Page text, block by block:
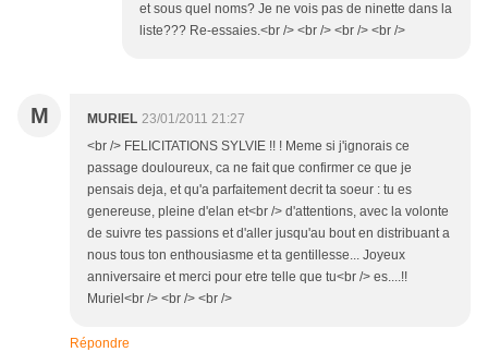
et sous quel noms? Je ne vois pas de ninette dans la
liste??? Re-essaies.<br /> <br /> <br /> <br />
M MURIEL 23/01/2011 21:27
<br /> FELICITATIONS SYLVIE !! ! Meme si j'ignorais ce
passage douloureux, ca ne fait que confirmer ce que je
pensais deja, et qu'a parfaitement decrit ta soeur : tu es
genereuse, pleine d'elan et<br /> d'attentions, avec la volonte
de suivre tes passions et d'aller jusqu'au bout en distribuant a
nous tous ton enthousiasme et ta gentillesse... Joyeux
anniversaire et merci pour etre telle que tu<br /> es....!!
Muriel<br /> <br /> <br />
Répondre